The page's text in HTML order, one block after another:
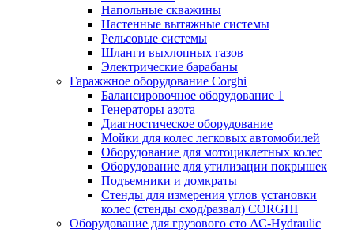
Напольные скважины
Настенные вытяжные системы
Рельсовые системы
Шланги выхлопных газов
Электрические барабаны
Гаражжное оборудование Corghi
Балансировочное оборудование 1
Генераторы азота
Диагностическое оборудование
Мойки для колес легковых автомобилей
Оборудование для мотоциклетных колес
Оборудование для утилизации покрышек
Подъемники и домкраты
Стенды для измерения углов установки
колес (стенды сход/развал) CORGHI
Оборудование для грузового сто АС-Hydraulic